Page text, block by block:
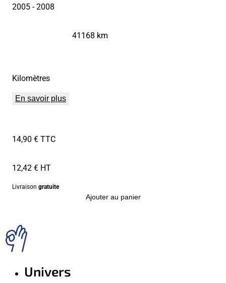
2005- 2008
Kilomètres
41168 km
En savoir plus
14,90 € TTC
12,42 € HT
Livraison gratuite
Ajouter au panier
Univers